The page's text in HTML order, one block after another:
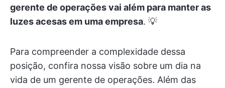
gerente de operações vai além para manter as
luzes acesas em uma empresa. 💡
Para compreender a complexidade dessa
posição, confira nossa visão sobre um dia na
vida de um gerente de operações. Além das